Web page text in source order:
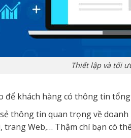
Thiết lập và tối
để khách hàng có thông tin
thông tin quan trọng về
Web,… Thậm chí bạn có